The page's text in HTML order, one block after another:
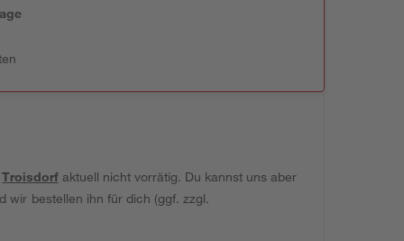
Troisdorfaktuell nicht vorrätig. Du kannst uns aber
wir bestellen ihn für dich (ggf. zzgl.